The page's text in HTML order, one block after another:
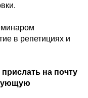
в репетициях и
на почту